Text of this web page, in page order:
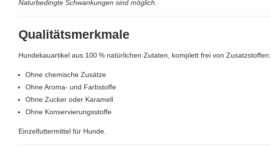
Naturbedingte Schwankungen sind möglich.
Qualitätsmerkmale
Hundekauartikel aus 100 % natürlichen Zutaten, komplett frei von Zusatzstoffen:
Ohne chemische Zusätze
Ohne Aroma‑ und Farbstoffe
Ohne Zucker oder Karamell
Ohne Konservierungsstoffe
Einzelfuttermittel für Hunde.